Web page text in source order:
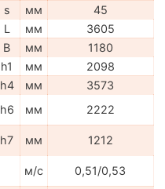
s мм
45
L мм
3605
B мм
1180
h1 мм
2098
h4 мм
3573
h6 мм
2222
h7 мм
1212
м/с
0,51/0,53